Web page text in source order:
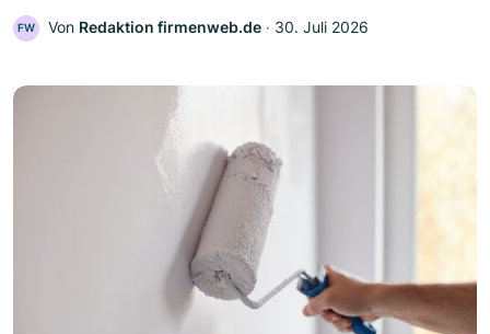
FW Von Redaktion firmenweb.de ‧ 30. Juli 2026